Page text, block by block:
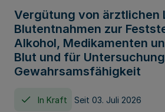
Vergütung von ärztlichen
Blutentnahmen zur
Alkohol, Medikamenten
Blut und für
Gewahrsamsfähigkeit
In Kraft Seit 03. Juli 2026